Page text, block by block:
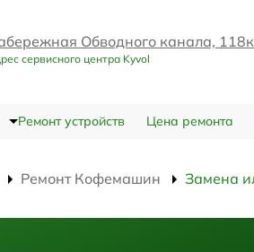
Обводного канала,
сервисного центра Kyvol
Ремонт устройств Цена ремонта
Ремонт Кофемашин Замена